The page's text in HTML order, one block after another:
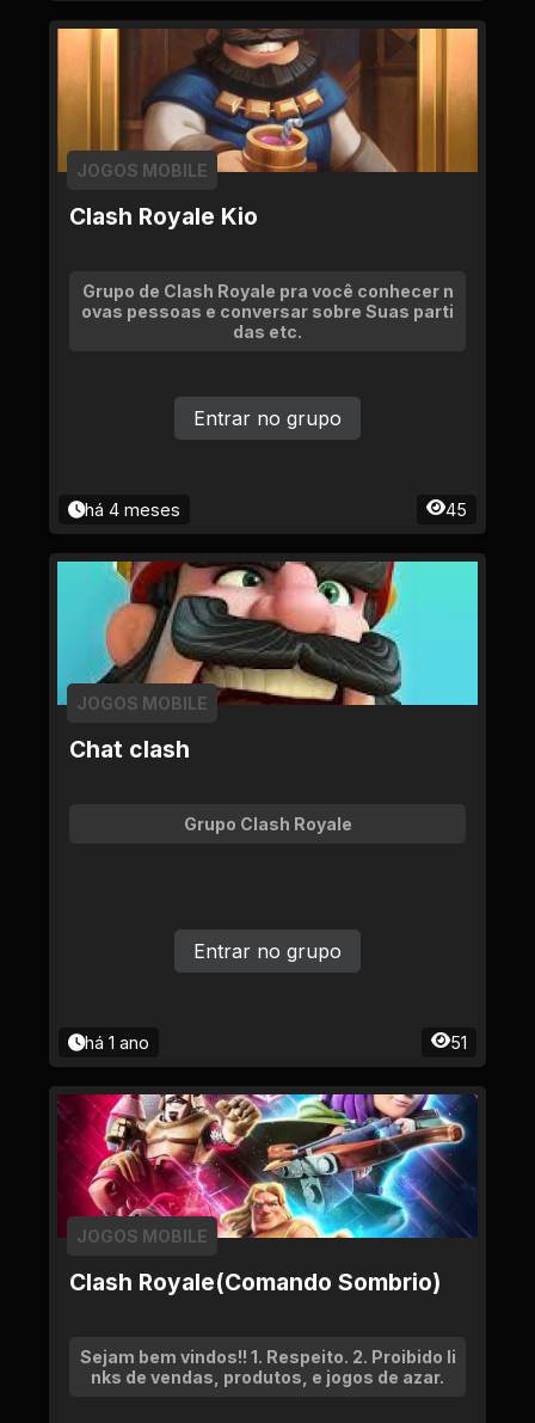
Clash Royale Kio
JOGOS MOBILE
Grupo de Clash Royale pra você conhecer n
ovas pessoas e conversar sobre Suas parti
das etc.
há 4 meses 45
Entrar no grupo
Chat clash
JOGOS MOBILE
Grupo Clash Royale
há 1 ano 51
Entrar no grupo
Clash Royale(Comando Sombrio)
JOGOS MOBILE
Sejam bem vindos!! 1. Respeito. 2. Proibido li
nks de vendas, produtos, e jogos de azar.